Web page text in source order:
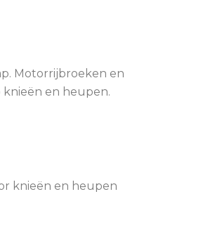
Motorrijbroeken en
en heupen.
knieën en heupen